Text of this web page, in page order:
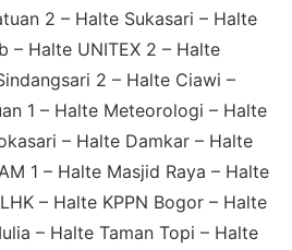
2 – Halte Sukasari – Halte
– Halte UNITEX 2 – Halte
2 – Halte Ciawi –
1 – Halte Meteorologi – Halte
– Halte Damkar – Halte
1 – Halte Masjid Raya – Halte
– Halte KPPN Bogor – Halte
– Halte Taman Topi – Halte